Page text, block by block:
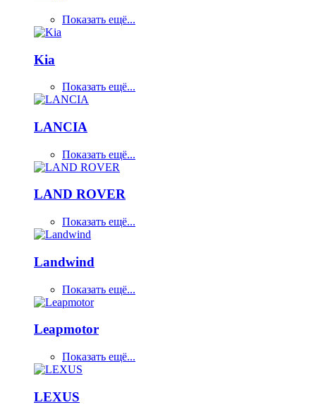
Показать ещё...
Kia
Показать ещё...
LANCIA
Показать ещё...
LAND ROVER
Показать ещё...
Landwind
Показать ещё...
Leapmotor
Показать ещё...
LEXUS